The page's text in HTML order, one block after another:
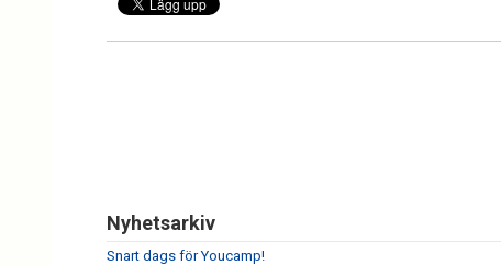
Nyhetsarkiv
Snart dags för Youcamp!